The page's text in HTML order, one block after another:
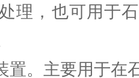
理，也可用于
置。主要用于在